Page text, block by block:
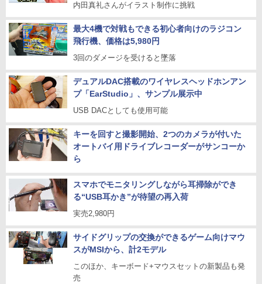
内田真礼さんがイラスト制作に挑戦
最大4機で対戦もできる初心者向けのラジコン
飛行機、価格は5,980円
3回のダメージを受けると墜落
デュアルDAC搭載のワイヤレスヘッドホンアン
プ「EarStudio」、サンプル展示中
USB DACとしても使用可能
キーを回すと撮影開始、2つのカメラが付いた
オートバイ用ドライブレコーダーがサンコーか
ら
スマホでモニタリングしながら耳掃除ができ
る“USB耳かき”が待望の再入荷
実売2,980円
サイドグリップの交換ができるゲーム向けマウ
スがMSIから、計2モデル
このほか、キーボード+マウスセットの新製品も発
売